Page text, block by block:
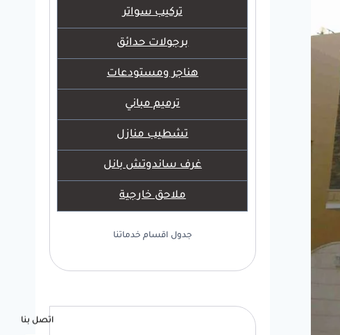
تركيب سواتر
برجولات حدائق
هناجر ومستودعات
ترميم مباني
تشطيب منازل
غرف ساندوتش بانل
ملاحق خارجية
جدول اقسام خدماتنا
اتصل بنا